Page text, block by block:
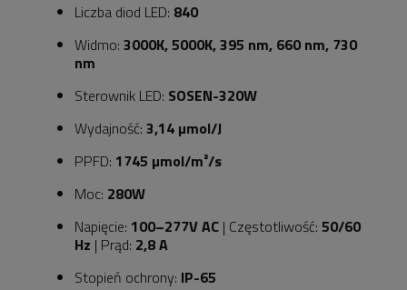
Liczba diod LED: 840
Widmo: 3000K, 5000K, 395 nm, 660 nm, 730
nm
Sterownik LED: SOSEN-320W
Wydajność: 3,14 µmol/J
PPFD: 1745 µmol/m²/s
Moc: 280W
Napięcie: 100–277V AC | Częstotliwość: 50/60
Hz | Prąd: 2,8 A
Stopień ochrony: IP-65